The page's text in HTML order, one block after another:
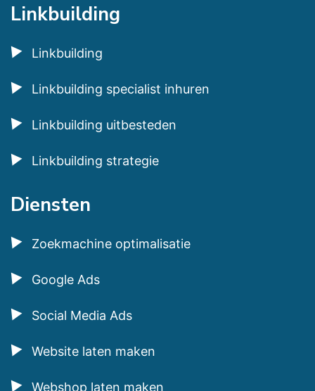
Linkbuilding
Linkbuilding
Linkbuilding specialist inhuren
Linkbuilding uitbesteden
Linkbuilding strategie
Diensten
Zoekmachine optimalisatie
Google Ads
Social Media Ads
Website laten maken
Webshop laten maken